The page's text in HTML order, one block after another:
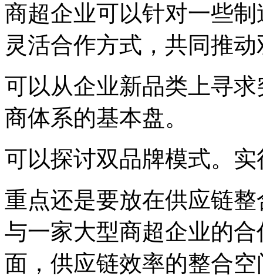
商超企业可以针对一些
灵活合作方式，共同推
可以从企业新品类上寻
商体系的基本盘。
可以探讨双品牌模式。
重点还是要放在供应链
与一家大型商超企业的
面，供应链效率的整合